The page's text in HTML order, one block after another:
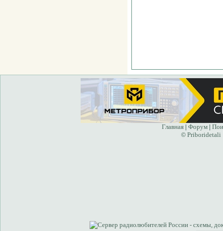
Главная |Форум |
© Priboridetali